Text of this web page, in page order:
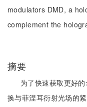
modulators DMD, a
complement the
摘要
为了快速获取更好
换与菲涅耳衍射光场的